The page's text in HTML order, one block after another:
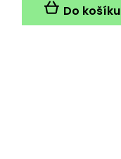
Do košíku